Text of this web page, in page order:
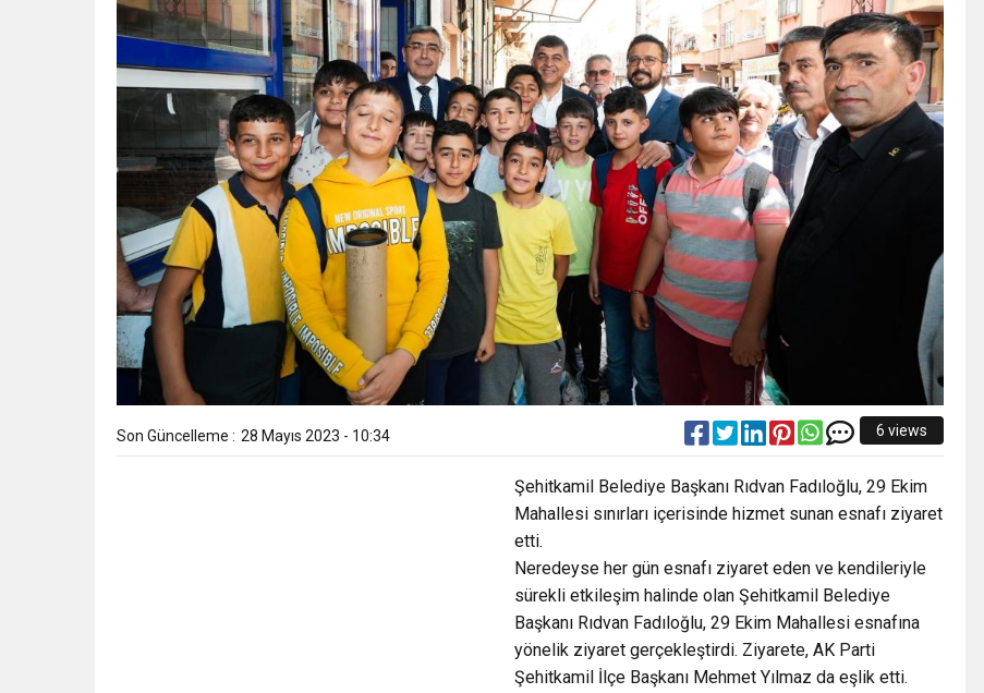
Son Güncelleme : 28 Mayıs 2023 - 10:34 6 views
Şehitkamil Belediye Başkanı Rıdvan Fadıloğlu, 29 Ekim
Mahallesi sınırları içerisinde hizmet sunan esnafı ziyaret
etti.
Neredeyse her gün esnafı ziyaret eden ve kendileriyle
sürekli etkileşim halinde olan Şehitkamil Belediye
Başkanı Rıdvan Fadıloğlu, 29 Ekim Mahallesi esnafına
yönelik ziyaret gerçekleştirdi. Ziyarete, AK Parti
Şehitkamil İlçe Başkanı Mehmet Yılmaz da eşlik etti.